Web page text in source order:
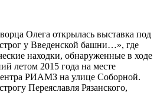
Олега открылась выставка под
у Введенской башни…», где
находки, обнаруженные в ходе
летом 2015 года на месте
РИАМЗ на улице Соборной.
Переяславля Рязанского,